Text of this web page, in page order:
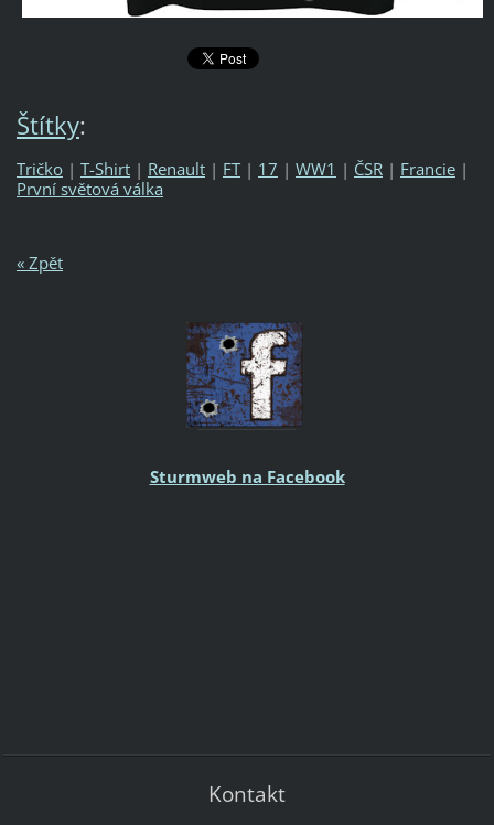
Štítky:
Tričko | T-Shirt | Renault | FT | 17 | WW1 | ČSR | Francie |
První světová válka
« Zpět
Sturmweb na Facebook
Kontakt